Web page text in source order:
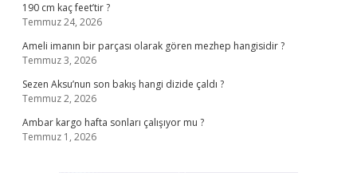
190 cm kaç feet’tir ?
Temmuz 24, 2026
Ameli imanın bir parçası olarak gören mezhep hangisidir ?
Temmuz 3, 2026
Sezen Aksu’nun son bakış hangi dizide çaldı ?
Temmuz 2, 2026
Ambar kargo hafta sonları çalışıyor mu ?
Temmuz 1, 2026